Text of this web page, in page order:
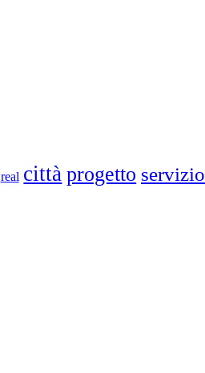
real città progetto servizio